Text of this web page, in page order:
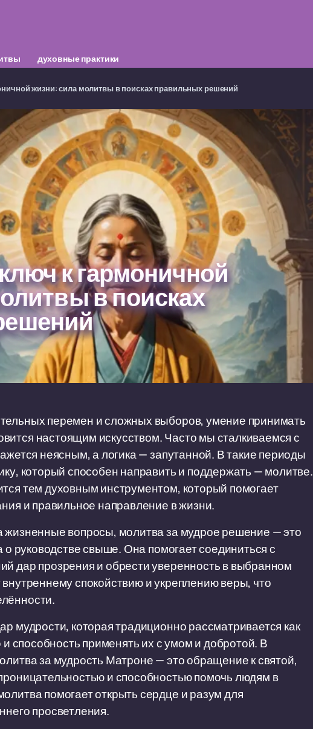
духовные практики
жизни: сила молитвы в поисках правильных решений
к гармоничной
в поисках
перемен и сложных выборов, умение принимать
настоящим искусством. Часто мы сталкиваемся с
неясным, а логика — запутанной. В такие периоды
который способен направить и поддержать — молитве.
тем духовным инструментом, который помогает
и правильное направление в жизни.
вопросы, молитва за мудрое решение — это
о руководстве свыше. Она помогает соединиться с
дар прозрения и обрести уверенность в выбранном
спокойствию и укреплению веры, что
мудрости, которая традиционно рассматривается как
способность применять их с умом и добротой. В
за мудрость Матроне — это обращение к святой,
и способностью помочь людям в
помогает открыть сердце и разум для
просветления.